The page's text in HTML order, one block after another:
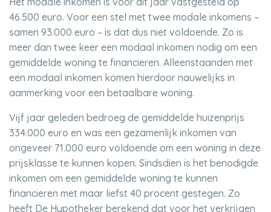
46.500 euro. Voor een stel met twee modale inkomens –
samen 93.000 euro – is dat dus niet voldoende. Zo is
meer dan twee keer een modaal inkomen nodig om een
gemiddelde woning te financieren. Alleenstaanden met
een modaal inkomen komen hierdoor nauwelijks in
aanmerking voor een betaalbare woning.
Vijf jaar geleden bedroeg de gemiddelde huizenprijs
334.000 euro en was een gezamenlijk inkomen van
ongeveer 71.000 euro voldoende om een woning in deze
prijsklasse te kunnen kopen. Sindsdien is het benodigde
inkomen om een gemiddelde woning te kunnen
financieren met maar liefst 40 procent gestegen. Zo
heeft De Hypotheker berekend dat voor het verkrijgen